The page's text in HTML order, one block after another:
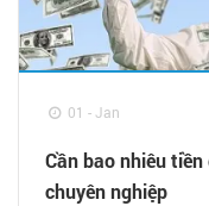
01 - Jan
Cần bao nhiêu
chuyên nghiệp